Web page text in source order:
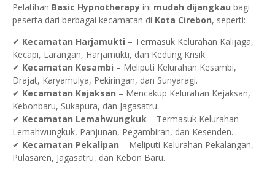
Pelatihan Basic Hypnotherapy ini mudah dijangkau bagi
peserta dari berbagai kecamatan di Kota Cirebon, seperti:
✔ Kecamatan Harjamukti – Termasuk Kelurahan Kalijaga,
Kecapi, Larangan, Harjamukti, dan Kedung Krisik.
✔ Kecamatan Kesambi – Meliputi Kelurahan Kesambi,
Drajat, Karyamulya, Pekiringan, dan Sunyaragi.
✔ Kecamatan Kejaksan – Mencakup Kelurahan Kejaksan,
Kebonbaru, Sukapura, dan Jagasatru.
✔ Kecamatan Lemahwungkuk – Termasuk Kelurahan
Lemahwungkuk, Panjunan, Pegambiran, dan Kesenden.
✔ Kecamatan Pekalipan – Meliputi Kelurahan Pekalangan,
Pulasaren, Jagasatru, dan Kebon Baru.